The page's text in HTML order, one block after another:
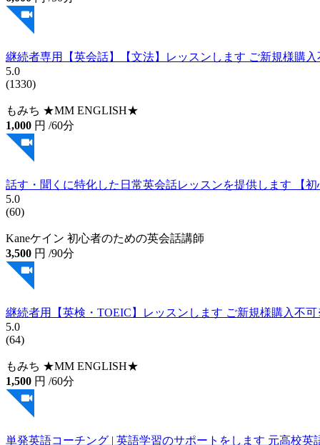
NexCurrent
6,000円
継続者専用【英会話】【文法】レッスンします ご新規様購
(1330)
もみち ★MM ENGLISH★
1,000
話す・聞くに特化した日常英会話レッスンを提供します 【
(60)
Kaneケイン 初心者のための英会話講師
3,500
継続者用【英検・TOEIC】レッスンします ご新規様購入不
(64)
もみち ★MM ENGLISH★
1,500